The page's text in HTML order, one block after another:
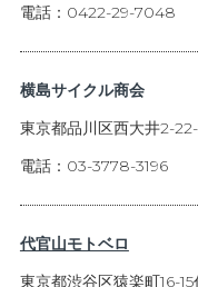
電話：0422-29-7048
横島サイクル商会
東京都品川区西大井2-
電話：03-3778-3196
代官山モトベロ
東京都渋谷区猿楽町16-